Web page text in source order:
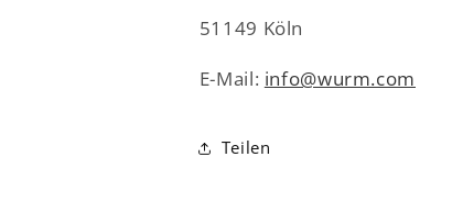
51149 Köln
E-Mail: info@wurm.com
Teilen